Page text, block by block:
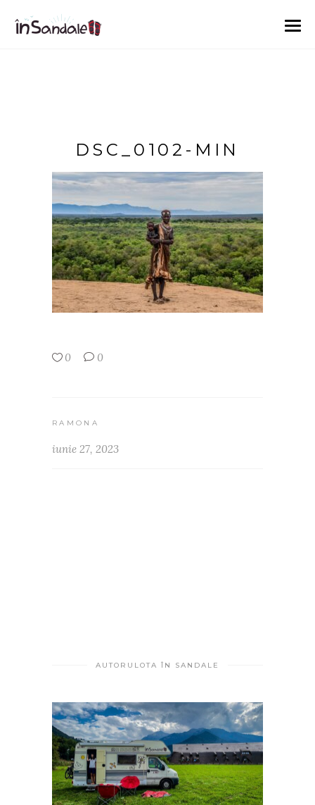
DSC_0102-MIN
0 0
RAMONA
iunie 27, 2023
AUTORULOTA ÎN SANDALE